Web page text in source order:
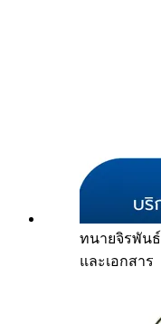
ทนายจิรพันธ์
และเอกสาร